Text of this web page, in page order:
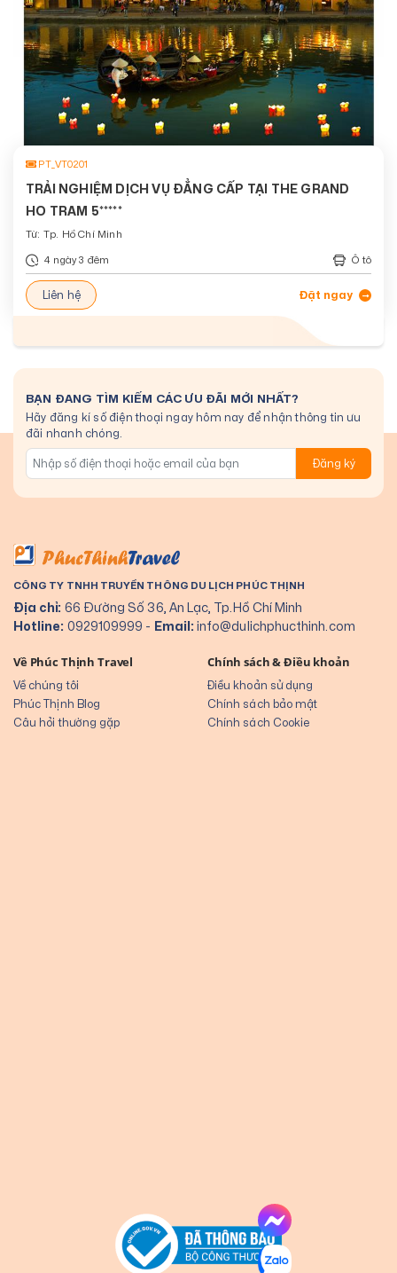
PT_VT0201
TRẢI NGHIỆM DỊCH VỤ ĐẲNG CẤP TẠI THE GRAND
HO TRAM 5*****
Từ: Tp. Hồ Chí Minh
4 ngày 3 đêm
Ô tô
Liên hệ Đặt ngay
BẠN ĐANG TÌM KIẾM CÁC ƯU ĐÃI MỚI NHẤT?
Hãy đăng kí số điện thoại ngay hôm nay để nhận thông tin ưu
đãi nhanh chóng.
Đăng ký
CÔNG TY TNHH TRUYỀN THÔNG DU LỊCH PHÚC THỊNH
Địa chỉ: 66 Đường Số 36, An Lạc, Tp.Hồ Chí Minh
Hotline: 0929109999 - Email:info@dulichphucthinh.com
Về Phúc Thịnh Travel
Về chúng tôi
Phúc Thịnh Blog
Câu hỏi thường gặp
Chính sách & Điều khoản
Điều khoản sử dụng
Chính sách bảo mật
Chính sách Cookie